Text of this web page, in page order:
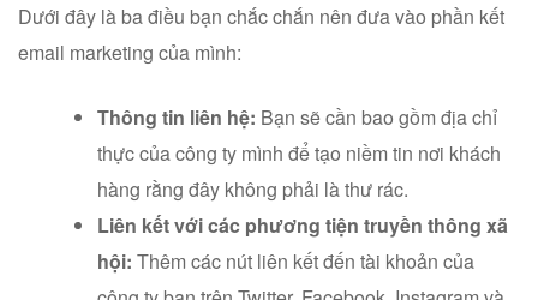
Dưới đây là ba điều bạn chắc chắn nên đưa vào phần kết
email marketing của mình:
Thông tin liên hệ: Bạn sẽ cần bao gồm địa chỉ
thực của công ty mình để tạo niềm tin nơi khách
hàng rằng đây không phải là thư rác.
Liên kết với các phương tiện truyền thông xã
hội: Thêm các nút liên kết đến tài khoản của